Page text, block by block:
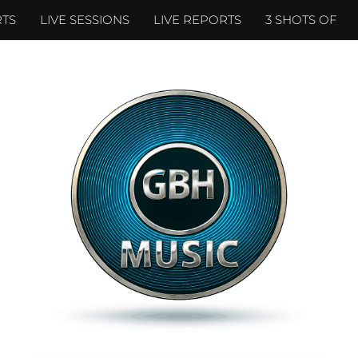
LIVE SESSIONS LIVE REPORTS 3 SHOTS OF